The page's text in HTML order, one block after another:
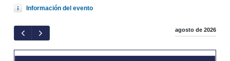
Información del evento
agosto de 2026